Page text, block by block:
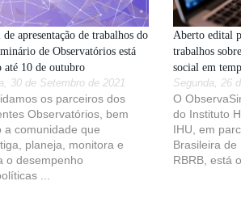
apresentação de trabalhos do
de Observatórios está
até 10 de outubro
30 de Setembro de 2021
os parceiros dos
Observatórios, bem
a comunidade que
planeja, monitora e
o desempenho
...
Aberto edital
trabalhos
social em
Segunda, 26
O
do Instituto
IHU, em
Brasileira de
RBRB, está